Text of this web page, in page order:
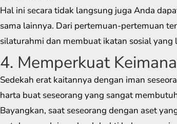
Hal ini secara tidak langsung juga Anda
sama lainnya. Dari pertemuan-pertemuan
silaturahmi dan membuat ikatan sosial yang
4. Memperkuat
Sedekah erat kaitannya dengan iman
harta buat seseorang yang sangat
Bayangkan, saat seseorang dengan aset